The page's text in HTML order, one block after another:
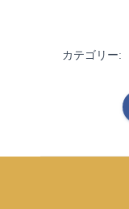
カテゴリー: